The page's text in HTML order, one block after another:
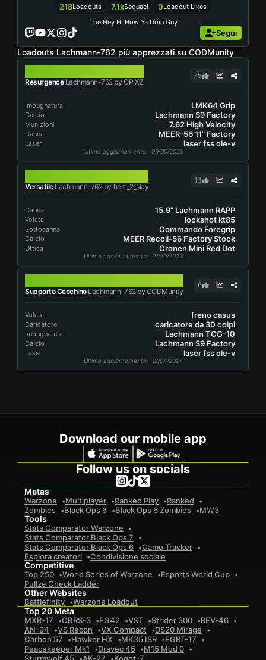
218Loadouts 7.1kSeguaci 0Loadout Likes
The Hey Hi How Ya Doin Guy
Segui
Loadouts Lachmann-762 più apprezzati su CODMunity
ResurgenceLachmann-762 by OPiXZ
75
Impugnatura LMK64 Grip
Calcio Lachmann S9 Factory
Munizioni 7.62 High Velocity
Canna MEER-56 11" Factory
Laser laser fss ole-v
Ultimo aggiornamento: 09/30/2023
VersatileLachmann-762 by here_2_slay
13
Canna 15.9" Lachmann RAPP
Volata lockshot kt85
Sottocanna Commando Foregrip
Calcio MEER Recoil-56 Factory Stock
Ottica Cronen Mini Red Dot
Ultimo aggiornamento: 01/20/2023
Supporto CecchinoLachmann-762 by CODMunity
6
Volata freno casus
Caricatore caricatore da 30 colpi
Impugnatura Lachmann TCG-10
Calcio Lachmann S9 Factory
Laser laser fss ole-v
Ultimo aggiornamento: 12/04/2024
Download our mobile app
Follow us on socials
Metas
Warzone Multiplayer Ranked Play
Ranked
Zombies
Black Ops 6 Black Ops 6 Zombies MW3
Tools
Stats Comparator Warzone
Stats Comparator Black Ops 7
Stats Comparator Black Ops 6
Camo Tracker
Esplora creatori
Condivisione sociale
Competitive
Top 250 World Series of Warzone
Esports World Cup
Pullze Check Ladder
Other Websites
Battlefinity Warzone Loadout
Top 20 Meta
MXR-17 CBRS-3 FG42 VST Strider 300
REV-46
AN-94
VS Recon VX Compact
DS20 Mirage
Carbon 57
Hawker HX MK35 ISR
EGRT-17
Peacekeeper Mk1
Dravec 45
M15 Mod 0